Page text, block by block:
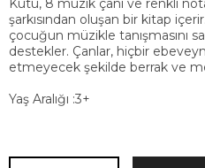
Kutu, 8 müzik çanı ve renkli
şarkısından oluşan bir kitap
çocuğun müzikle tanışmasını
destekler. Çanlar, hiçbir
etmeyecek şekilde berrak ve
Yaş Aralığı :3+